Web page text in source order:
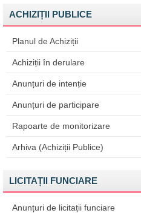
ACHIZIȚII PUBLICE
Planul de Achiziții
Achiziții în derulare
Anunțuri de intenție
Anunțuri de participare
Rapoarte de monitorizare
Arhiva (Achiziții Publice)
LICITAȚII FUNCIARE
Anunțuri de licitații funciare